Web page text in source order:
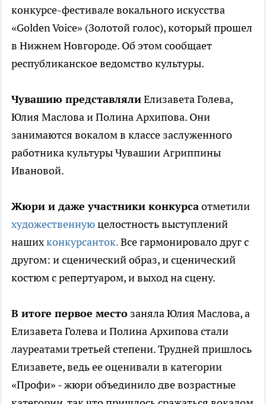
конкурсе-фестивале вокального искусства
«Golden Voice» (Золотой голос), который прошел
в Нижнем Новгороде. Об этом сообщает
республиканское ведомство культуры.
Чувашию представлялиЕлизавета Голева,
Юлия Маслова и Полина Архипова. Они
занимаются вокалом в классе заслуженного
работника культуры Чувашии Агриппины
Ивановой.
Жюри и даже участники конкурсаотметили
художественнуюцелостность выступлений
нашихконкурсанток.Все гармонировало друг с
другом: и сценический образ, и сценический
костюм с репертуаром, и выход на сцену.
В итоге первое место заняла Юлия Маслова, а
Елизавета Голева и Полина Архипова стали
лауреатами третьей степени. Трудней пришлось
Елизавете, ведь ее оценивали в категории
«Профи» - жюри объединило две возрастные